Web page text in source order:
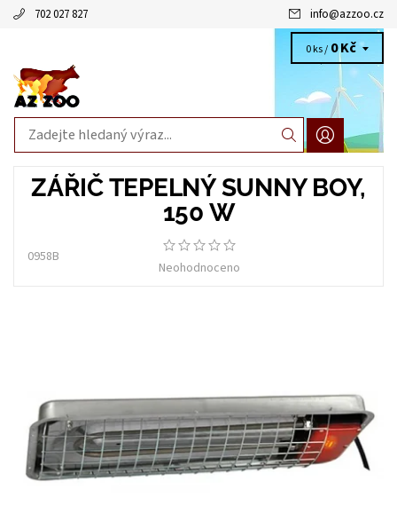
702 027 827 info@azzoo.cz
0 ks / 0 Kč
ZÁŘIČ TEPELNÝ SUNNY BOY,
150 W
0958B
Neohodnoceno